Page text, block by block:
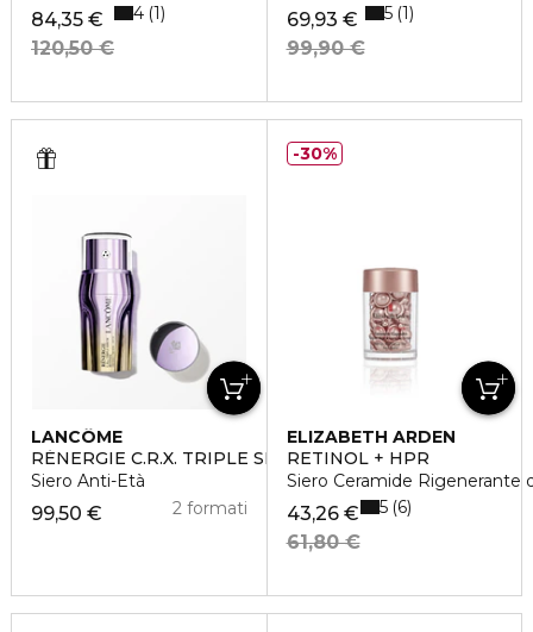
84,35 €
120,50 €
4 1
69,93 €
99,90 €
5 1
LANCÔME
RÉNERGIE C.R.X. TRIPLE SERUM RETINOL
Siero Anti-Età
99,50 € 2 formati
ELIZABETH ARDEN
RETINOL + HPR
Siero Ceramide Rigenerante
43,26 €
61,80 €
5 6
30%